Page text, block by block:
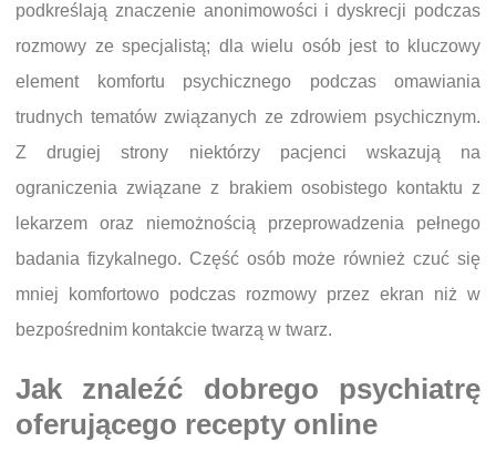
podkreślają znaczenie anonimowości i dyskrecji podczas
rozmowy ze specjalistą; dla wielu osób jest to kluczowy
element komfortu psychicznego podczas omawiania
trudnych tematów związanych ze zdrowiem psychicznym.
Z drugiej strony niektórzy pacjenci wskazują na
ograniczenia związane z brakiem osobistego kontaktu z
lekarzem oraz niemożnością przeprowadzenia pełnego
badania fizykalnego. Część osób może również czuć się
mniej komfortowo podczas rozmowy przez ekran niż w
bezpośrednim kontakcie twarzą w twarz.
Jak znaleźć dobrego psychiatrę
oferującego recepty online